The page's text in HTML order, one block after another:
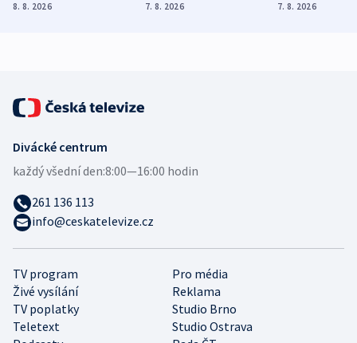
Poláky nebezpečné
8. 8. 2026
míní estonský
7. 8. 2026
ukázala
7. 8. 2026
TV program
Pro média
Živé vysílání
Reklama
TV poplatky
Studio Brno
Teletext
Studio Ostrava
Divácké centrum
každý všední den:8:00—16:00 hodin
261 136 113
info@ceskatelevize.cz